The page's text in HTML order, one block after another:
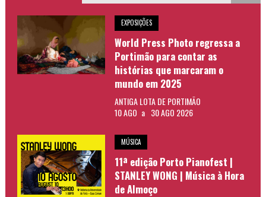
EXPOSIÇÕES
World Press Photo regressa a
Portimão para contar as
histórias que marcaram o
mundo em 2025
ANTIGA LOTA DE PORTIMÃO
10 AGO a 30 AGO 2026
MÚSICA
11ª edição Porto Pianofest |
STANLEY WONG | Música à Hora
de Almoço